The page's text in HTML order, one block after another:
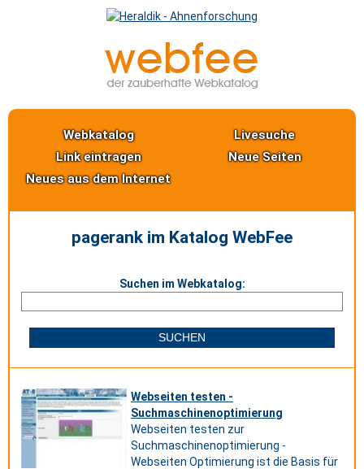
Webkatalog
Livesuche
Link eintragen
Neue Seiten
Neues aus dem Internet
pagerank im Katalog WebFee
Suchen im Webkatalog:
Webseiten testen -
Suchmaschinenoptimierung
Webseiten testen zur
Suchmaschinenoptimierung -
Webseiten Optimierung ist die Basis für